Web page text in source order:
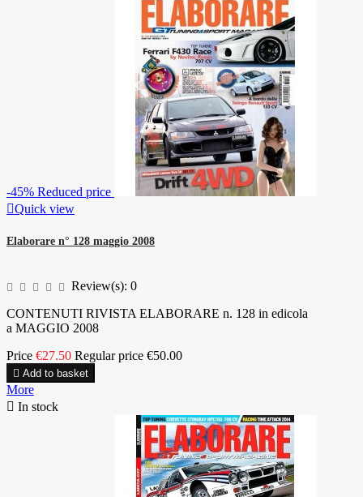
-45% Reduced price
Quick view
Elaborare n° 128 maggio 2008
Review(s): 0
CONTENUTI RIVISTA ELABORARE n. 128 in edicola
a MAGGIO 2008
Price €27.50 Regular price €50.00
 Add to basket
More
 In stock